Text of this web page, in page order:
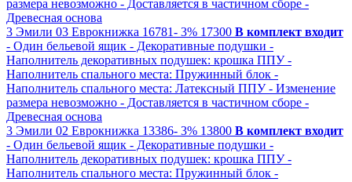
размера невозможно - Доставляется в частичном сборе -
Древесная основа
3 Эмили 03 Еврокнижка 16781- 3% 17300 В комплект входит
- Один бельевой ящик - Декоративные подушки -
Наполнитель декоративных подушек: крошка ППУ -
Наполнитель спального места: Пружинный блок -
Наполнитель спального места: Латексный ППУ - Изменение
размера невозможно - Доставляется в частичном сборе -
Древесная основа
3 Эмили 02 Еврокнижка 13386- 3% 13800 В комплект входит
- Один бельевой ящик - Декоративные подушки -
Наполнитель декоративных подушек: крошка ППУ -
Наполнитель спального места: Пружинный блок -